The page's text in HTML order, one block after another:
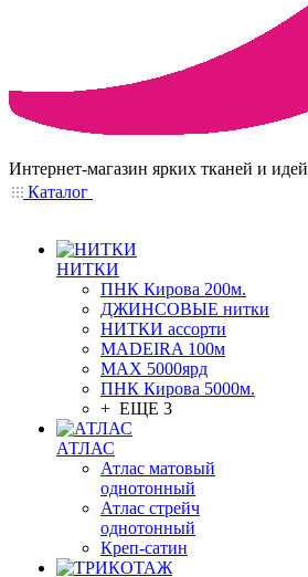
Интернет-магазин ярких тканей и идей
Каталог
НИТКИ
ПНК Кирова 200м.
ДЖИНСОВЫЕ нитки
НИТКИ ассорти
MADEIRA 100м
МАХ 5000ярд
ПНК Кирова 5000м.
+ ЕЩЕ 3
АТЛАС
Атлас матовый
однотонный
Атлас стрейч
однотонный
Креп-сатин